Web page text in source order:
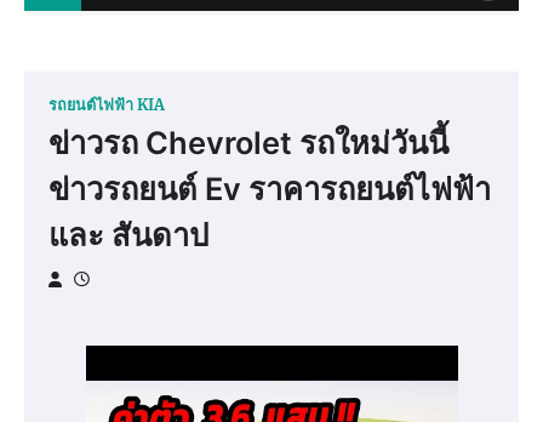
รถยนต์ไฟฟ้า KIA
ข่าวรถ Chevrolet รถใหม่วันนี้
ข่าวรถยนต์ Ev ราคารถยนต์ไฟฟ้า
และ สันดาป